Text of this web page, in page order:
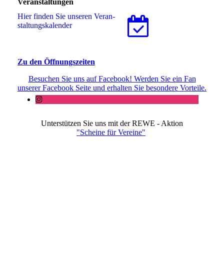
Hier finden Sie unseren Ver­an­
stal­tungs­ka­len­der
Zu den Öffnungszeiten
Besuchen Sie uns auf Facebook! Werden Sie ein Fan
unserer Facebook Seite und erhalten Sie besondere Vorteile.
Unterstützen Sie uns mit der REWE - Aktion
"Scheine für Vereine"